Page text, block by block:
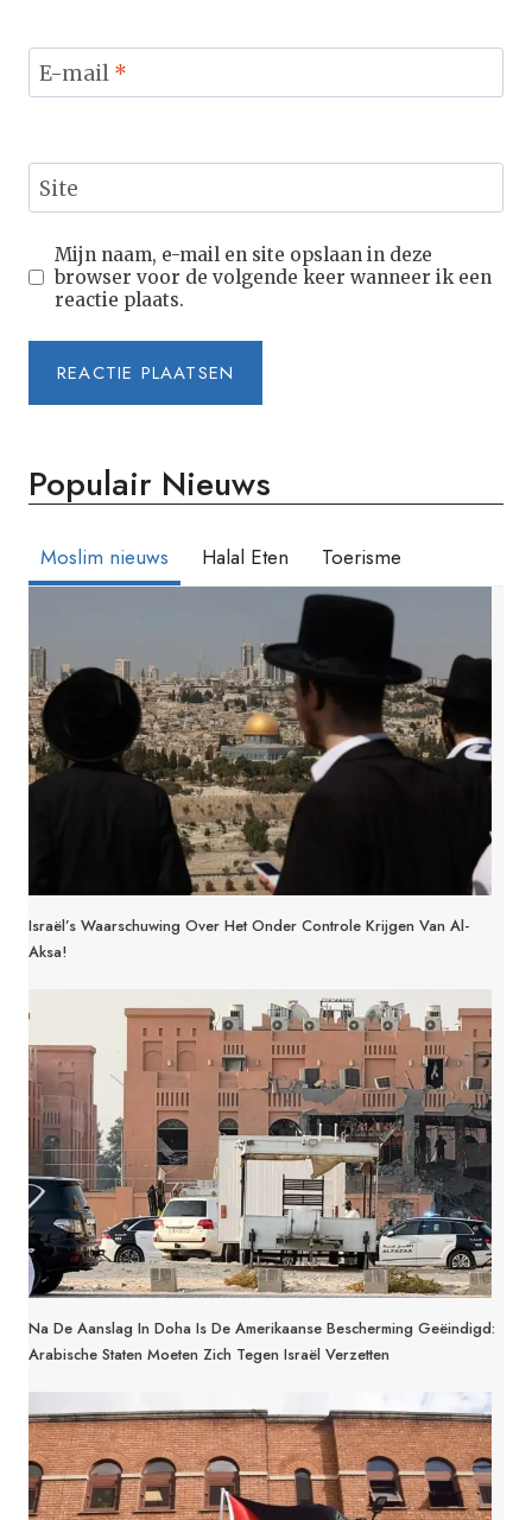
E-mail *
Site
Mijn naam, e-mail en site opslaan in deze
browser voor de volgende keer wanneer ik een
reactie plaats.
Populair Nieuws
Moslim nieuws Halal Eten Toerisme
Israël’s Waarschuwing Over Het Onder Controle Krijgen Van Al-
Aksa!
Na De Aanslag In Doha Is De Amerikaanse Bescherming Geëindigd:
Arabische Staten Moeten Zich Tegen Israël Verzetten